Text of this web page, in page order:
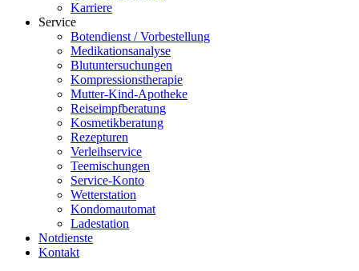
Karriere
Service
Botendienst / Vorbestellung
Medikationsanalyse
Blutuntersuchungen
Kompressionstherapie
Mutter-Kind-Apotheke
Reiseimpfberatung
Kosmetikberatung
Rezepturen
Verleihservice
Teemischungen
Service-Konto
Wetterstation
Kondomautomat
Ladestation
Notdienste
Kontakt